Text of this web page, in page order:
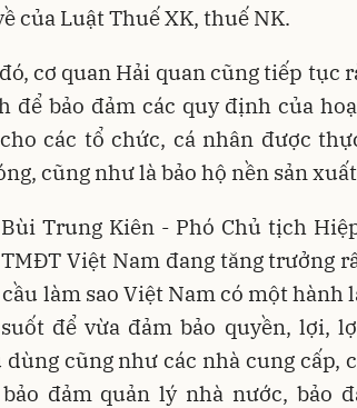
của Luật Thuế XK, thuế NK.
cơ quan Hải quan cũng tiếp tục
để bảo đảm các quy định của
các tổ chức, cá nhân được
cũng như là bảo hộ nền sản
Trung Kiên - Phó Chủ tịch
TMĐT Việt Nam đang tăng trưởng
làm sao Việt Nam có một hành
để vừa đảm bảo quyền, lợi,
cũng như các nhà cung cấp,
đảm quản lý nhà nước, bảo